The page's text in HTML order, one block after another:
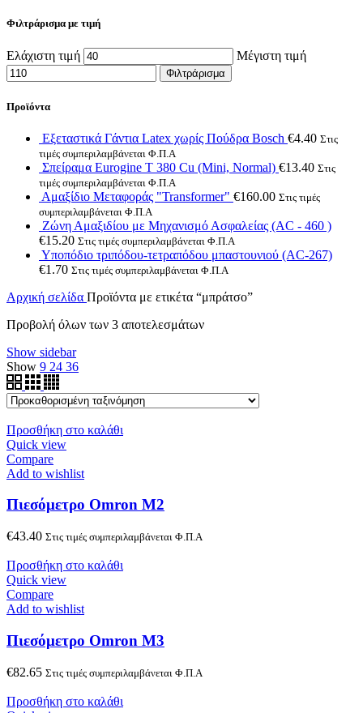
Φιλτράρισμα με τιμή
Ελάχιστη τιμή Μέγιστη τιμή
Φιλτράρισμα
Προϊόντα
Εξεταστικά Γάντια Latex χωρίς Πούδρα Bosch €4.40 Στις
τιμές συμπεριλαμβάνεται Φ.Π.Α
Σπείραμα Eurogine Τ 380 Cu (Mini, Normal) €13.40 Στις
τιμές συμπεριλαμβάνεται Φ.Π.Α
Αμαξίδιο Μεταφοράς "Transformer" €160.00 Στις τιμές
συμπεριλαμβάνεται Φ.Π.Α
Ζώνη Αμαξιδίου με Μηχανισμό Ασφαλείας (AC - 460 )
€15.20 Στις τιμές συμπεριλαμβάνεται Φ.Π.Α
Υποπόδιο τριπόδου-τετραπόδου μπαστουνιού (AC-267)
€1.70 Στις τιμές συμπεριλαμβάνεται Φ.Π.Α
Αρχική σελίδα Προϊόντα με ετικέτα “μπράτσο”
Προβολή όλων των 3 αποτελεσμάτων
Show sidebar
Show 9 24 36
Προσθήκη στο καλάθι
Quick view
Compare
Add to wishlist
Πιεσόμετρο Omron M2
€43.40 Στις τιμές συμπεριλαμβάνεται Φ.Π.Α
Προσθήκη στο καλάθι
Quick view
Compare
Add to wishlist
Πιεσόμετρο Omron M3
€82.65 Στις τιμές συμπεριλαμβάνεται Φ.Π.Α
Προσθήκη στο καλάθι